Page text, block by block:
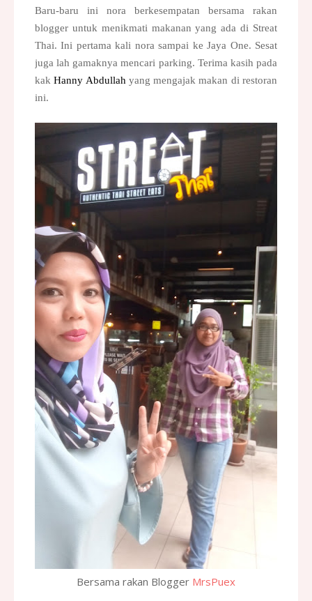
Baru-baru ini nora berkesempatan bersama rakan
blogger untuk menikmati makanan yang ada di Streat
Thai. Ini pertama kali nora sampai ke Jaya One. Sesat
juga lah gamaknya mencari parking. Terima kasih pada
kakHanny Abdullah yang mengajak makan di restoran
ini.
Bersama rakan Blogger MrsPuex